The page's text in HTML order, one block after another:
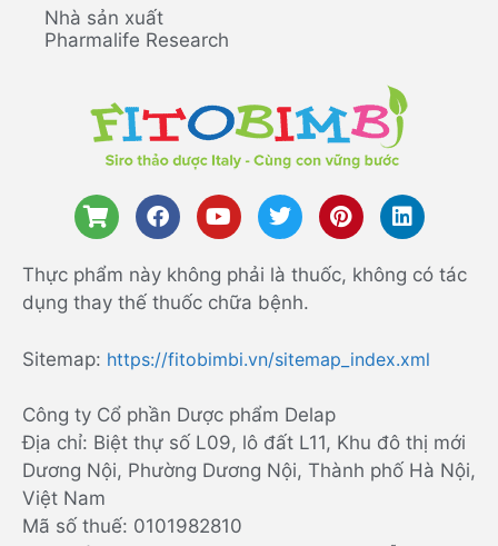
Nhà sản xuất
Pharmalife Research
Thực phẩm này không phải là thuốc, không có tác
dụng thay thế thuốc chữa bệnh.
Sitemap: https://fitobimbi.vn/sitemap_index.xml
Công ty Cổ phần Dược phẩm Delap
Địa chỉ: Biệt thự số L09, lô đất L11, Khu đô thị mới
Dương Nội, Phường Dương Nội, Thành phố Hà Nội,
Việt Nam
Mã số thuế: 0101982810